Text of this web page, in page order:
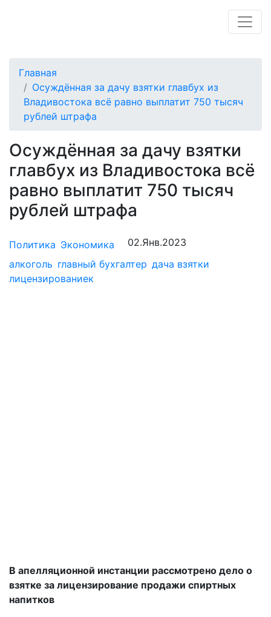
Главная
Осуждённая за дачу взятки главбух из
Владивостока всё равно выплатит 750 тысяч
рублей штрафа
Осуждённая за дачу взятки
главбух из Владивостока всё
равно выплатит 750 тысяч
рублей штрафа
Политика Экономика
02.Янв.2023
алкоголь главный бухгалтер дача взятки
лицензированиек
В апелляционной инстанции рассмотрено дело о
взятке за лицензирование продажи спиртных
напитков